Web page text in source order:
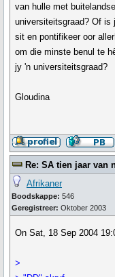
van hulle met
universiteitsgraad? Of is
sit en pontifikeer oor
om die minste benul te
jy 'n universiteitsgraad?
Gloudina
Re: SA tien jaar van
Afrikaner
Boodskappe: 546
Geregistreer: Oktober 2003
On Sat, 18 Sep 2004
>